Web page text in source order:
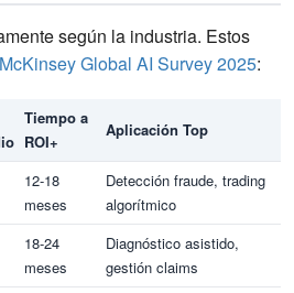
según la industria. Estos
McKinsey Global AI Survey 2025:
Tiempo a
ROI+
Aplicación Top
12-18
meses
Detección fraude, trading
algorítmico
18-24
meses
Diagnóstico asistido,
gestión claims